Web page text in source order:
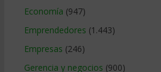
Economía (947)
Emprendedores (1.443)
Empresas (246)
Gerencia y negocios (900)